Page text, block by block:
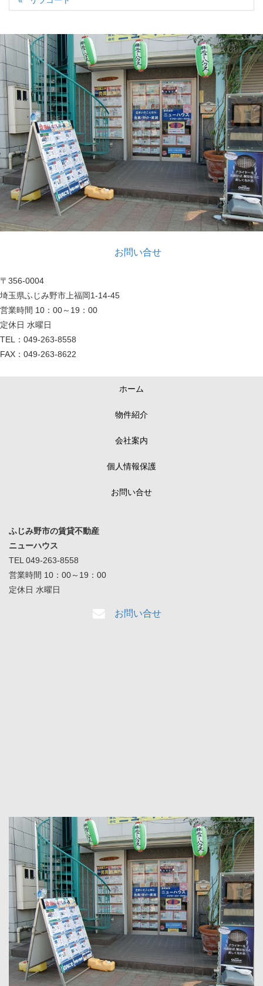
お問い合せ
〒356-0004
埼玉県ふじみ野市上福岡1-14-45
営業時間 10：00～19：00
定休日 水曜日
TEL：049-263-8558
FAX：049-263-8622
ホーム
物件紹介
会社案内
個人情報保護
お問い合せ
ふじみ野市の賃貸不動産
ニューハウス
TEL 049-263-8558
営業時間 10：00～19：00
定休日 水曜日
お問い合せ